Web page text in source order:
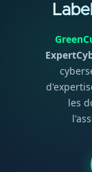
les